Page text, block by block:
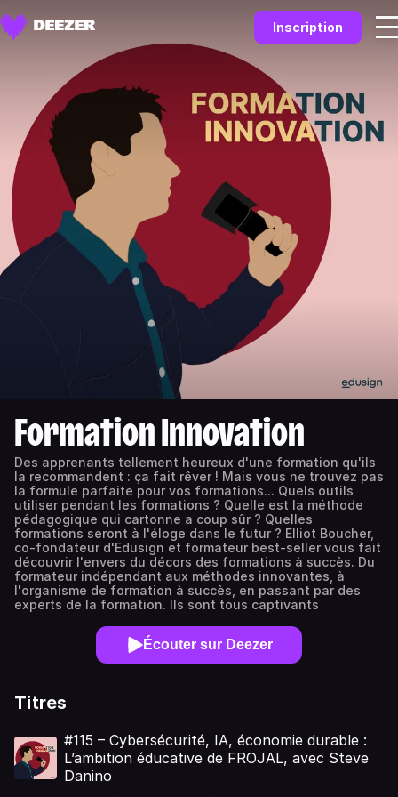
Inscription
Formation Innovation
Des apprenants tellement heureux d'une formation qu'ils
la recommandent : ça fait rêver ! Mais vous ne trouvez pas
la formule parfaite pour vos formations... Quels outils
utiliser pendant les formations ? Quelle est la méthode
pédagogique qui cartonne a coup sûr ? Quelles
formations seront à l'éloge dans le futur ? Elliot Boucher,
co-fondateur d'Edusign et formateur best-seller vous fait
découvrir l'envers du décors des formations à succès. Du
formateur indépendant aux méthodes innovantes, à
l'organisme de formation à succès, en passant par des
experts de la formation. Ils sont tous captivants
Écouter sur Deezer
Titres
#115 – Cybersécurité, IA, économie durable :
L’ambition éducative de FROJAL, avec Steve
Danino